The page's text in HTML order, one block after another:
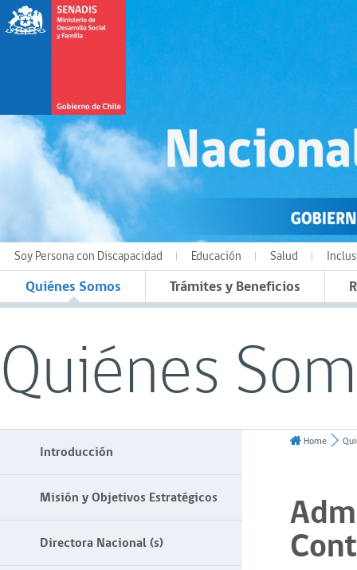
Soy Persona con Discapacidad Educación Salud
Quiénes Somos Trámites y Beneficios
Quiénes
Introducción
Misión y Objetivos Estratégicos
Directora Nacional (s)
Home